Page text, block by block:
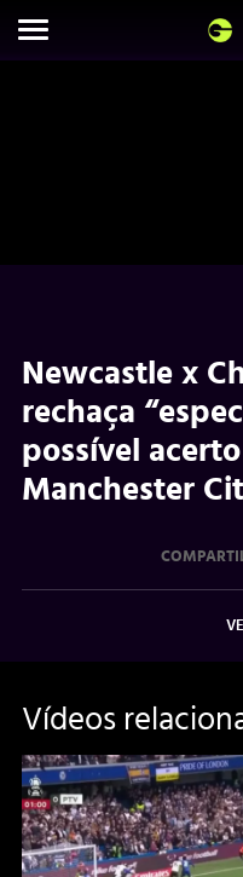
Newcastle x
rechaça
possível
Manchester
Vídeos